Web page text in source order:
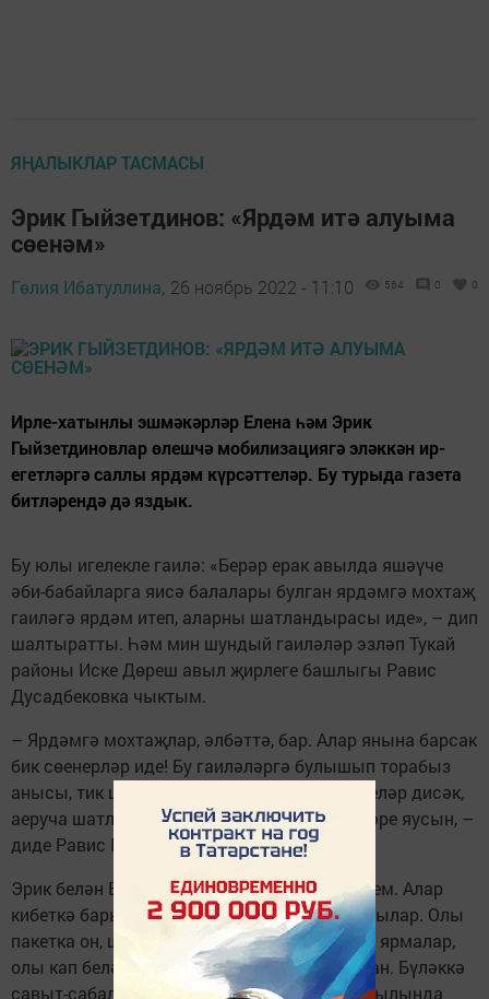
ЯҢАЛЫКЛАР ТАСМАСЫ
Эрик Гыйзетдинов: «Ярдәм итә алуыма
сөенәм»
Гөлия Ибатуллина, 26 ноябрь 2022 - 11:10 564 0 0
Ирле-хатынлы эшмәкәрләр Елена һәм Эрик
Гыйзетдиновлар өлешчә мобилизациягә эләккән ир-
егетләргә саллы ярдәм күрсәттеләр. Бу турыда газета
битләрендә дә яздык.
Бу юлы игелекле гаилә: «Берәр ерак авылда яшәүче
әби-бабайларга яисә балалары булган ярдәмгә мохтаҗ
гаиләгә ярдәм итеп, аларны шатландырасы иде», – дип
шалтыратты. Һәм мин шундый гаиләләр эзләп Тукай
районы Иске Дөреш авыл җирлеге башлыгы Равис
Дусадбековка чыктым.
– Ярдәмгә мохтаҗлар, әлбәттә, бар. Алар янына барсак
бик сөенерләр иде! Бу гаиләләргә булышып торабыз
анысы, тик шәһәрдән бүләкләр белән килделәр дисәк,
аеруча шатланачаклар. Аллаһның рәхмәтләре яусын, –
диде Равис Миңнехәмәтович.
Эрик белән Еленага гаиләләр турында әйттем. Алар
кибеткә барып, кирәк-яракларны сатып алдылар. Олы
пакетка он, шикәр комы, чәй тәмнәре, төрле ярмалар,
олы кап белән тәмле чәй, сыек май салынган. Бүләккә
савыт-сабалар да алганнар. Салих-Тукай авылында